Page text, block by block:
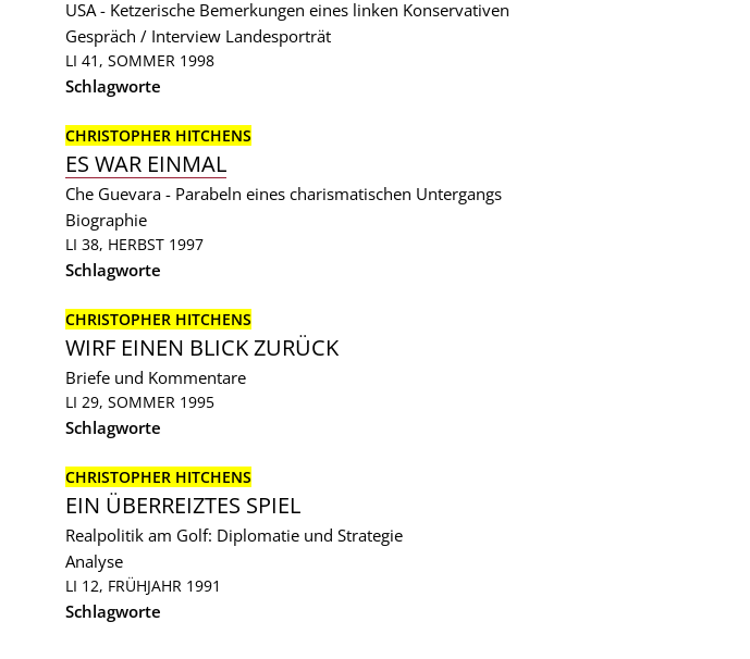
USA - Ketzerische Bemerkungen eines linken Konservativen
Gespräch / Interview Landesporträt
LI 41, SOMMER 1998
Schlagworte
CHRISTOPHER HITCHENS
ES WAR EINMAL
Che Guevara - Parabeln eines charismatischen Untergangs
Biographie
LI 38, HERBST 1997
Schlagworte
CHRISTOPHER HITCHENS
WIRF EINEN BLICK ZURÜCK
Briefe und Kommentare
LI 29, SOMMER 1995
Schlagworte
CHRISTOPHER HITCHENS
EIN ÜBERREIZTES SPIEL
Realpolitik am Golf: Diplomatie und Strategie
Analyse
LI 12, FRÜHJAHR 1991
Schlagworte